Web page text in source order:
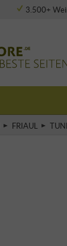
3.500+
FRIAUL